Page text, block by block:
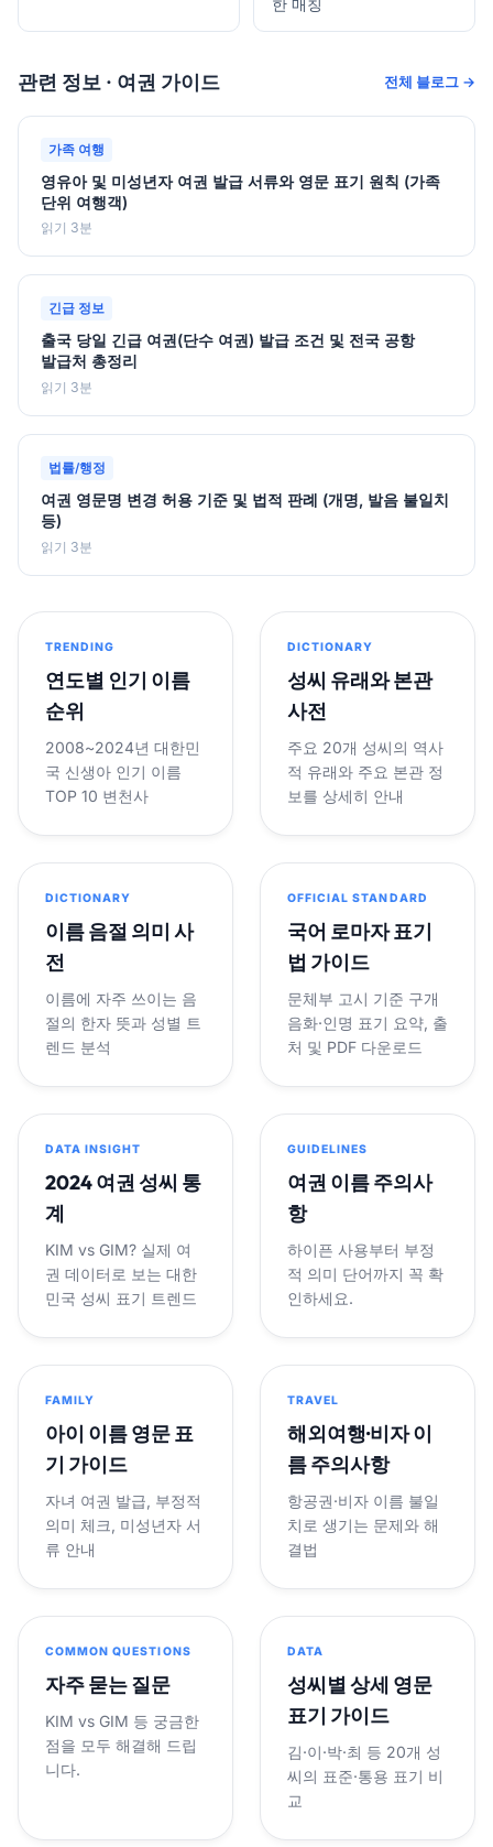
한 매칭
관련 정보 · 여권 가이드 전체 블로그 →
가족 여행
영유아 및 미성년자 여권 발급 서류와 영문 표기 원칙 (가족
단위 여행객)
읽기 3분
긴급 정보
출국 당일 긴급 여권(단수 여권) 발급 조건 및 전국 공항
발급처 총정리
읽기 3분
법률/행정
여권 영문명 변경 허용 기준 및 법적 판례 (개명, 발음 불일치
등)
읽기 3분
TRENDING
연도별 인기 이름
순위
2008~2024년 대한민
국 신생아 인기 이름
TOP 10 변천사
DICTIONARY
성씨 유래와 본관
사전
주요 20개 성씨의 역사
적 유래와 주요 본관 정
보를 상세히 안내
DICTIONARY
이름 음절 의미 사
전
이름에 자주 쓰이는 음
절의 한자 뜻과 성별 트
렌드 분석
OFFICIAL STANDARD
국어 로마자 표기
법 가이드
문체부 고시 기준 구개
음화·인명 표기 요약, 출
처 및 PDF 다운로드
DATA INSIGHT
2024 여권 성씨 통
계
KIM vs GIM? 실제 여
권 데이터로 보는 대한
민국 성씨 표기 트렌드
GUIDELINES
여권 이름 주의사
항
하이픈 사용부터 부정
적 의미 단어까지 꼭 확
인하세요.
FAMILY
아이 이름 영문 표
기 가이드
자녀 여권 발급, 부정적
의미 체크, 미성년자 서
류 안내
TRAVEL
해외여행·비자 이
름 주의사항
항공권·비자 이름 불일
치로 생기는 문제와 해
결법
COMMON QUESTIONS
자주 묻는 질문
KIM vs GIM 등 궁금한
점을 모두 해결해 드립
니다.
DATA
성씨별 상세 영문
표기 가이드
김·이·박·최 등 20개 성
씨의 표준·통용 표기 비
교